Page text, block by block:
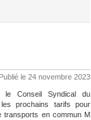
Publié le 24 novembre 2023
le Conseil Syndical du
prochains tarifs pour
transports en commun M